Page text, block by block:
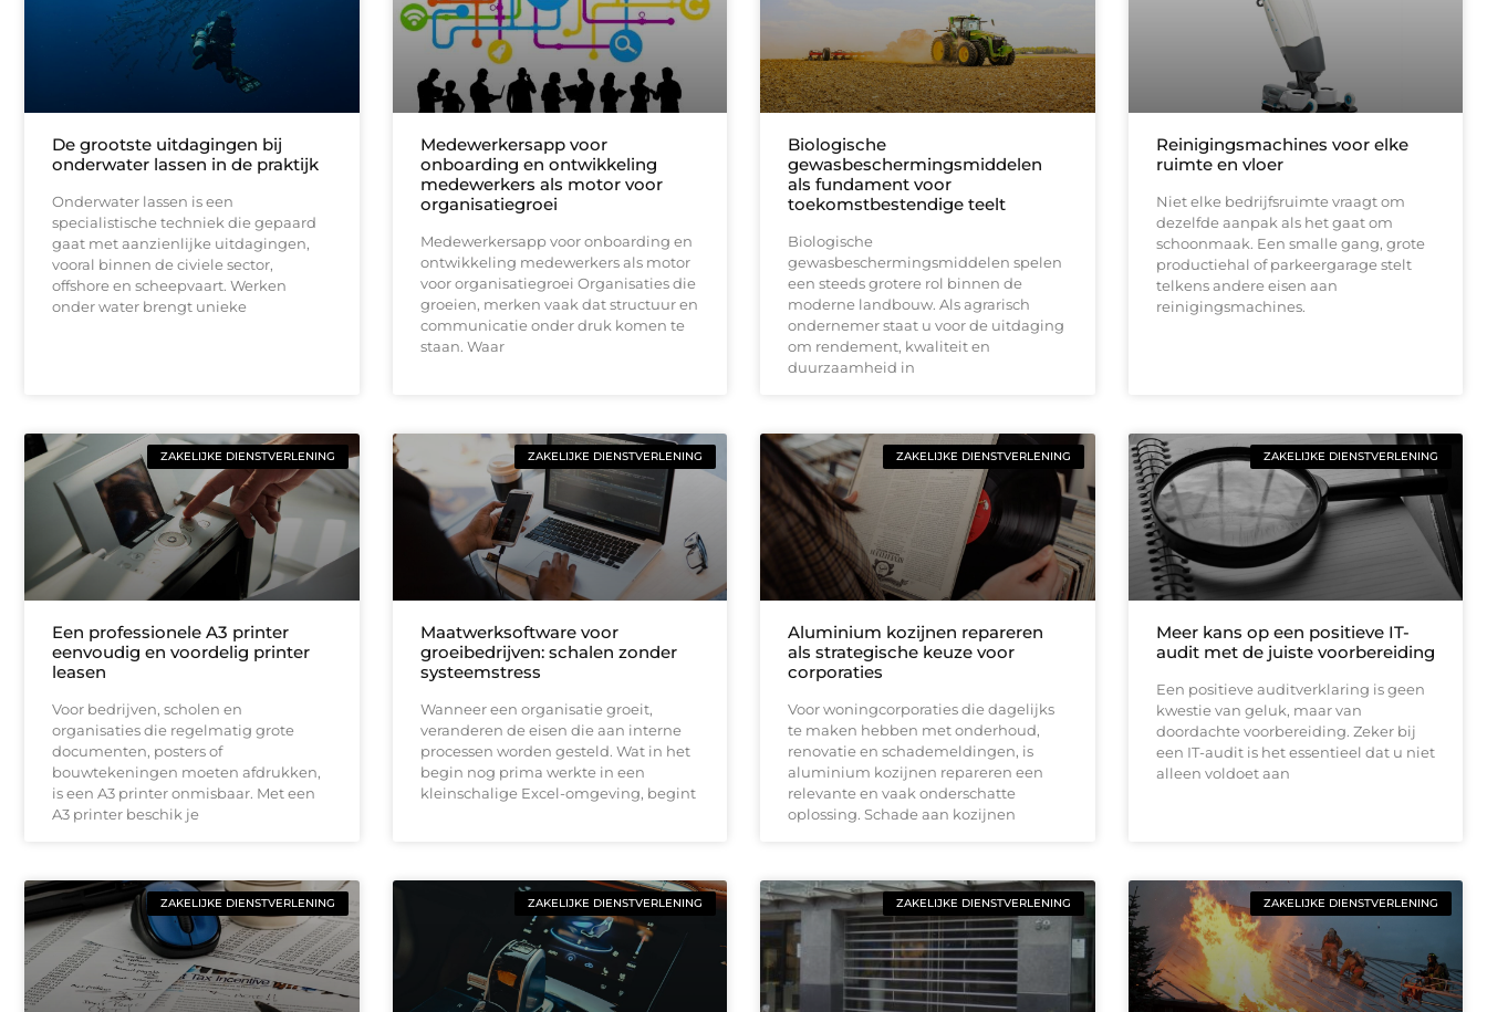
De grootste uitdagingen bij
onderwater lassen in de praktijk
Onderwater lassen is een
specialistische techniek die gepaard
gaat met aanzienlijke uitdagingen,
vooral binnen de civiele sector,
offshore en scheepvaart. Werken
onder water brengt unieke
Medewerkersapp voor
onboarding en ontwikkeling
medewerkers als motor voor
organisatiegroei
Medewerkersapp voor onboarding en
ontwikkeling medewerkers als motor
voor organisatiegroei Organisaties die
groeien, merken vaak dat structuur en
communicatie onder druk komen te
staan. Waar
Biologische
gewasbeschermingsmiddelen
als fundament voor
toekomstbestendige teelt
Biologische
gewasbeschermingsmiddelen spelen
een steeds grotere rol binnen de
moderne landbouw. Als agrarisch
ondernemer staat u voor de uitdaging
om rendement, kwaliteit en
duurzaamheid in
Reinigingsmachines voor elke
ruimte en vloer
Niet elke bedrijfsruimte vraagt om
dezelfde aanpak als het gaat om
schoonmaak. Een smalle gang, grote
productiehal of parkeergarage stelt
telkens andere eisen aan
reinigingsmachines.
ZAKELIJKE DIENSTVERLENING
Een professionele A3 printer
eenvoudig en voordelig printer
leasen
Voor bedrijven, scholen en
organisaties die regelmatig grote
documenten, posters of
bouwtekeningen moeten afdrukken,
is een A3 printer onmisbaar. Met een
A3 printer beschik je
ZAKELIJKE DIENSTVERLENING
Maatwerksoftware voor
groeibedrijven: schalen zonder
systeemstress
Wanneer een organisatie groeit,
veranderen de eisen die aan interne
processen worden gesteld. Wat in het
begin nog prima werkte in een
kleinschalige Excel-omgeving, begint
ZAKELIJKE DIENSTVERLENING
Aluminium kozijnen repareren
als strategische keuze voor
corporaties
Voor woningcorporaties die dagelijks
te maken hebben met onderhoud,
renovatie en schademeldingen, is
aluminium kozijnen repareren een
relevante en vaak onderschatte
oplossing. Schade aan kozijnen
ZAKELIJKE DIENSTVERLENING
Meer kans op een positieve IT-
audit met de juiste voorbereiding
Een positieve auditverklaring is geen
kwestie van geluk, maar van
doordachte voorbereiding. Zeker bij
een IT-audit is het essentieel dat u niet
alleen voldoet aan
ZAKELIJKE DIENSTVERLENING ZAKELIJKE DIENSTVERLENING ZAKELIJKE DIENSTVERLENING ZAKELIJKE DIENSTVERLENING